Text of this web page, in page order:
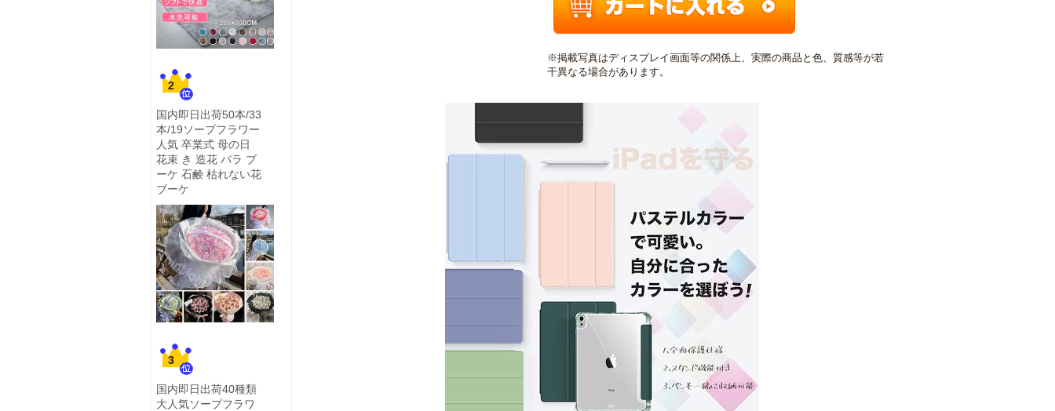
2
国内即日出荷50本/33
本/19ソープフラワー
人気 卒業式 母の日
花束 き 造花 バラ ブ
ーケ 石鹸 枯れない花
ブーケ
3
国内即日出荷40種類
大人気ソープフラワ
※掲載写真はディスプレイ画面等の関係上、実際の商品と色、質感等が若
干異なる場合があります。